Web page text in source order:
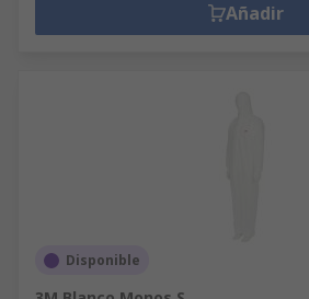
Añadir
Disponible